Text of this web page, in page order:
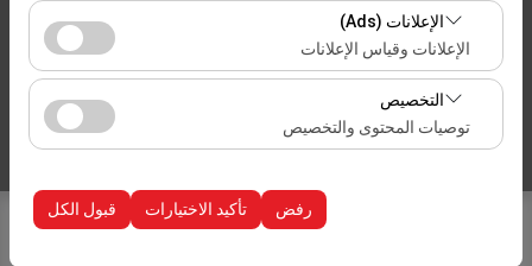
تتيح لنا ملفات تعريف الارتباط هذه تحليل كيفية استخدام موقعنا
(عدد الزوار، الصفحات الأكثر زيارة، سلوك المستخدمين).
تُستخدم هذه البيانات لقياس أداء الموقع وتحسين تجربة
المستخدم بشكل مستمر.
الإعلانات (Ads)
الإعلانات وقياس الإعلانات
تتيح لنا ملفات تعريف الارتباط هذه عرض إعلانات مخصصة
تتناسب مع اهتماماتك وقياس فعالية حملاتنا الإعلانية (عدد مرات
الظهور، معدل النقر).
التخصيص
توصيات المحتوى والتخصيص
تجربتك على المنصة من خلال حفظ إعدادات واجهة المستخدم،
وتفضيلات اللغة، والإعدادات الأخرى.
رفض تأكيد الاختيارات قبول الكل
تاريخ العودة والوقت
إدراج سيارات